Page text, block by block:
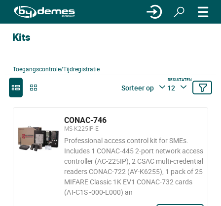
Kits
Toegangscontrole/Tijdregistratie
Sorteer op
RESULTATEN
12
CONAC-746
MS-K225IP-E
Professional access control kit for SMEs.
Includes 1 CONAC-445 2-port network access
controller (AC-225IP), 2 CSAC multi-credential
readers CONAC-722 (AY-K6255), 1 pack of 25
MIFARE Classic 1K EV1 CONAC-732 cards
(AT-C1S -000-E000) an